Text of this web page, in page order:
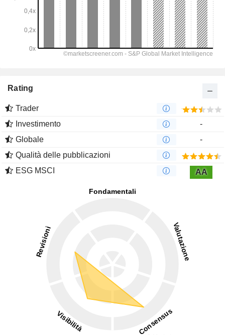
Rating
Trader
Investimento
-
Globale
-
Qualità delle pubblicazioni
ESG MSCI
AA